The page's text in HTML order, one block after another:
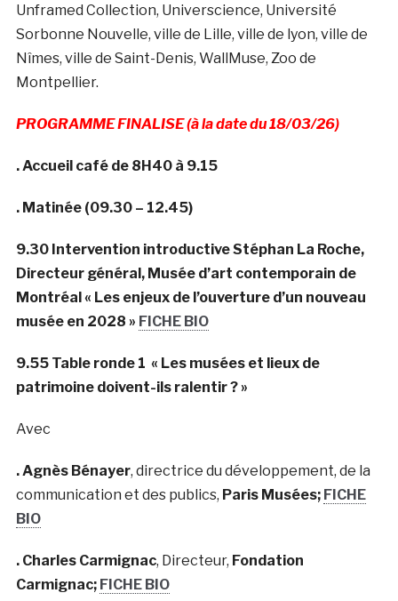
Unframed Collection, Universcience, Université
Sorbonne Nouvelle, ville de Lille, ville de lyon, ville de
Nîmes, ville de Saint-Denis, WallMuse, Zoo de
Montpellier.
PROGRAMME FINALISE(à la date du 18/03/26)
. Accueil café de 8H40 à 9.15
. Matinée (09.30 – 12.45)
9.30 Intervention introductive Stéphan La Roche,
Directeur général, Musée d’art contemporain de
Montréal « Les enjeux de l’ouverture d’un nouveau
musée en 2028 » FICHE BIO
9.55 Table ronde 1 « Les musées et lieux de
patrimoine doivent-ils ralentir ? »
Avec
. Agnès Bénayer, directrice du développement, de la
communication et des publics, Paris Musées; FICHE
BIO
. Charles Carmignac, Directeur, Fondation
Carmignac; FICHE BIO